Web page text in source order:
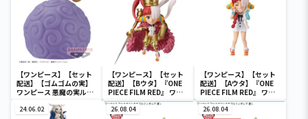
【ワンピース】【セット
配送】【ゴムゴムの実】
ワンピース 悪魔の実ルー
【ワンピース】【セット
配送】【Bウタ】『ONE
PIECE FILM RED』 ワー
ルドコレクタブルフィギ
ュア-UTA COLLECTION-
【ワンピース】【セット
配送】【Aウタ】『ONE
PIECE FILM RED』 ワー
ルドコレクタブルフィギ
ュア-UTA COLLECTION-
24.06.02 26.08.04 26.08.04